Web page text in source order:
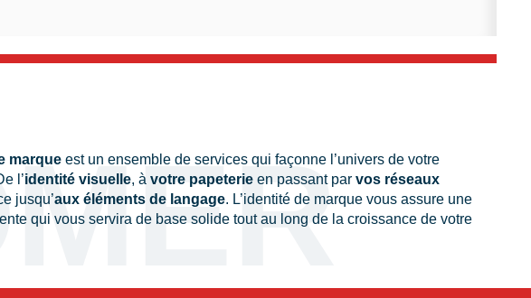
marque est un ensemble de services qui façonne l’univers de votre
l’identité visuelle, à votre papeterie en passant par vos réseaux
jusqu’aux éléments de langage. L’identité de marque vous assure une
qui vous servira de base solide tout au long de la croissance de votre